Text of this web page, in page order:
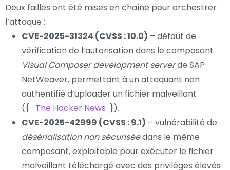
Deux failles ont été mises en chaîne pour orchestrer
l’attaque :
CVE-2025-31324 (CVSS : 10.0) – défaut de
vérification de l’autorisation dans le composant
Visual Composer development serverde SAP
NetWeaver, permettant à un attaquant non
authentifié d’uploader un fichier malveillant
({
The Hacker News }).
CVE-2025-42999 (CVSS : 9.1) – vulnérabilité de
désérialisation non sécuriséedans le même
composant, exploitable pour exécuter le fichier
malveillant téléchargé avec des privilèges élevés